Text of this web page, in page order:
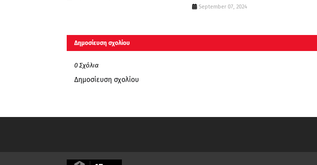
September 07, 2024
Δημοσίευση σχολίου
0 Σχόλια
Δημοσίευση σχολίου